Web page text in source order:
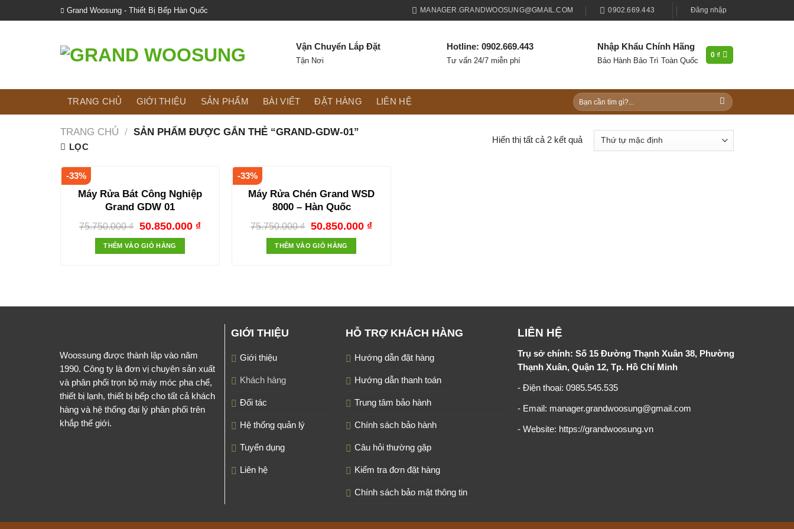
to
Grand Woosung - Thiết Bị Bếp Hàn Quốc MANAGER.GRANDWOOSUNG@GMAIL.COM 0902.669.443 Đăng nhập
Vận Chuyển Lắp Đặt
Tận Nơi
Hotline: 0902.669.443
Tư vấn 24/7 miễn phí
Nhập Khẩu Chính Hãng
Bảo Hành Bảo Trì Toàn Quốc
0₫
TRANG CHỦ GIỚI THIỆU SẢN PHẨM BÀI VIẾT ĐẶT HÀNG LIÊN HỆ
Tìm
kiếm:
TRANG CHỦ / SẢN PHẨM ĐƯỢC GẮN THẺ “GRAND-GDW-01”
LỌC
Hiển thị tất cả 2 kết quả
-33%
Máy Rửa Bát Công Nghiệp
Grand GDW 01
75.750.000₫ 50.850.000 ₫
THÊM VÀO GIỎ HÀNG
-33%
Máy Rửa Chén Grand WSD
8000 – Hàn Quốc
75.750.000₫ 50.850.000 ₫
THÊM VÀO GIỎ HÀNG
Woossung được thành lập vào năm
1990. Công ty là đơn vị chuyên sản xuất
và phân phối trọn bộ máy móc pha chế,
thiết bị lạnh, thiết bị bếp cho tất cả khách
hàng và hệ thống đại lý phân phối trên
khắp thế giới.
GIỚI THIỆU
Giới thiệu
Khách hàng
Đối tác
Hệ thống quản lý
Tuyển dụng
Liên hệ
HỖ TRỢ KHÁCH HÀNG
Hướng dẫn đặt hàng
Hướng dẫn thanh toán
Trung tâm bảo hành
Chính sách bảo hành
Câu hỏi thường gặp
Kiểm tra đơn đặt hàng
Chính sách bảo mật thông tin
LIÊN HỆ
Trụ sở chính: Số 15 Đường Thạnh Xuân 38, Phường
Thạnh Xuân, Quận 12, Tp. Hồ Chí Minh
- Điện thoại: 0985.545.535
- Email: manager.grandwoosung@gmail.com
- Website: https://grandwoosung.vn